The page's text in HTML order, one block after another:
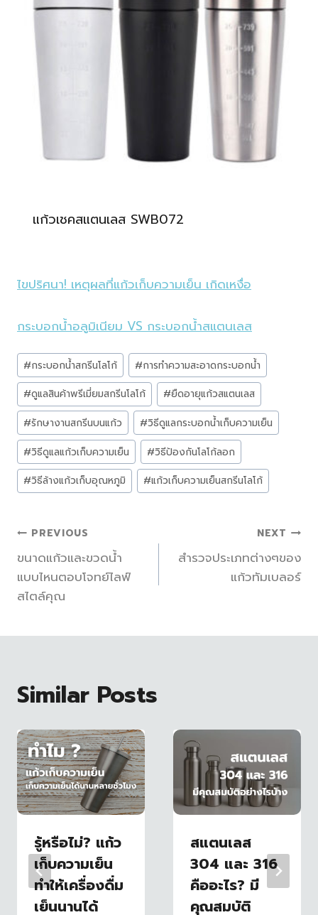
แก้วเชคสแตนเลส SWB072
ไขปริศนา! เหตุผลที่แก้วเก็บความเย็น เกิดเหงื่อ
กระบอกน้ำอลูมิเนียม VS กระบอกน้ำสแตนเลส
Post
Tags:
#กระบอกน้ำสกรีนโลโก้ #การทำความสะอาดกระบอกน้ำ
#ดูแลสินค้าพรีเมี่ยมสกรีนโลโก้ #ยืดอายุแก้วสแตนเลส
#รักษางานสกรีนบนแก้ว #วิธีดูแลกระบอกน้ำเก็บความเย็น
#วิธีดูแลแก้วเก็บความเย็น #วิธีป้องกันโลโก้ลอก
#วิธีล้างแก้วเก็บอุณหภูมิ #แก้วเก็บความเย็นสกรีนโลโก้
แนะแนว
เรื่อง
PREVIOUS
ขนาดแก้วและขวดน้ำ
แบบไหนตอบโจทย์ไลฟ์
สไตล์คุณ
NEXT
สำรวจประเภทต่างๆของ
แก้วทัมเบลอร์
Similar Posts
รู้หรือไม่? แก้ว
เก็บความเย็น
ทำให้เครื่องดื่ม
เย็นนานได้
สแตนเลส
304 และ 316
คืออะไร? มี
คุณสมบัติ